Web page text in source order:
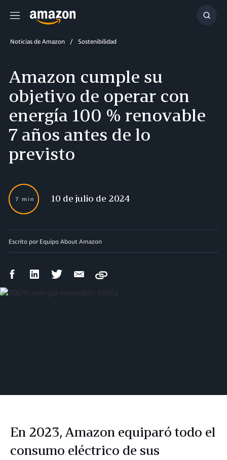
Menú
Noticias de Amazon Sostenibilidad
Amazon cumple su
objetivo de operar con
energía 100 % renovable
7 años antes de lo
previsto
7 min 10 de julio de 2024
Escrito por Equipo About Amazon
Compartir
Facebook
CompartirCompartir
Twitter
Compartir
correo
Copy
En 2023, Amazon equiparó todo el
consumo eléctrico de sus